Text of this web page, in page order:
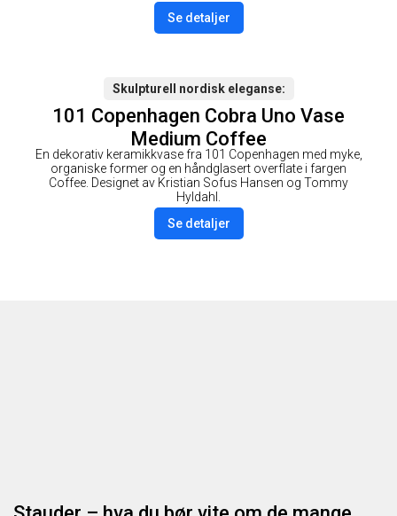
Se detaljer
Skulpturell nordisk eleganse
101 Copenhagen Cobra Uno Vase
Medium Coffee
En dekorativ keramikkvase fra 101 Copenhagen med myke,
organiske former og en håndglasert overflate i fargen
Coffee. Designet av Kristian Sofus Hansen og Tommy
Hyldahl.
Se detaljer